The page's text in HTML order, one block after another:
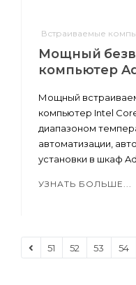
Встраиваемые
Мощный
компьютер
Мощный
компьютер Intel
диапазоном
автоматизации,
установки в шкаф
УЗНАТЬ БОЛЬШЕ...
51 52 53 54